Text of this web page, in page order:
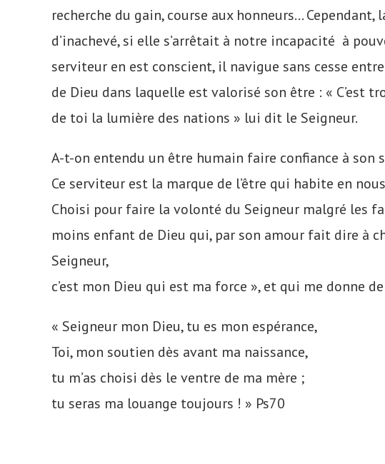
recherche du gain, course aux honneurs…
d’inachevé, si elle s’arrêtait à notre incapacité à
serviteur en est conscient, il navigue sans cesse
de Dieu dans laquelle est valorisé son être : « C’est
de toi la lumière des nations » lui dit le Seigneur.
A-t-on entendu un être humain faire confiance à son
Ce serviteur est la marque de l’être qui habite en
Choisi pour faire la volonté du Seigneur malgré les
moins enfant de Dieu qui, par son amour fait dire à
Seigneur,
c’est mon Dieu qui est ma force », et qui me donne
« Seigneur mon Dieu, tu es mon espérance,
Toi, mon soutien dès avant ma naissance,
tu m’as choisi dès le ventre de ma mère ;
tu seras ma louange toujours ! » Ps70